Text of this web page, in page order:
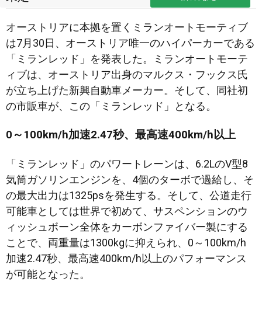
オーストリアに本拠を置くミランオートモーティブ
は7月30日、オーストリア唯一のハイパーカーである
「ミランレッド」を発表した。ミランオートモーテ
ィブは、オーストリア出身のマルクス・フックス氏
が立ち上げた新興自動車メーカー。そして、同社初
の市販車が、この「ミランレッド」となる。
0～100km/h加速2.47秒、最高速400km/h以上
「ミランレッド」のパワートレーンは、6.2LのV型8
気筒ガソリンエンジンを、4個のターボで過給し、そ
の最大出力は1325psを発生する。そして、公道走行
可能車としては世界で初めて、サスペンションのウ
ィッシュボーン全体をカーボンファイバー製にする
ことで、両重量は1300kgに抑えられ、0～100km/h
加速2.47秒、最高速400km/h以上のパフォーマンス
が可能となった。